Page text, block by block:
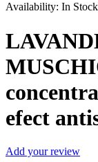
Availability: In Stock
efect
Add your review